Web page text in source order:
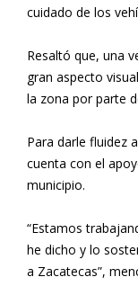
cuidado de los
Resaltó que, una
gran aspecto
la zona por parte
Para darle fluidez
cuenta con el
municipio.
“Estamos
he dicho y lo
a Zacatecas”,